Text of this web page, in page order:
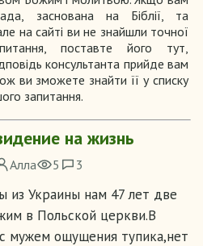
заснована на Біблії, та
на сайті ви не знайшли точної
поставте його тут,
консультанта прийде вам
ви зможете знайти її у списку
запитання.
на жизнь
Алла 5 3
Украины нам 47 лет две
в Польской церкви.В
мужем ощущения тупика,нет